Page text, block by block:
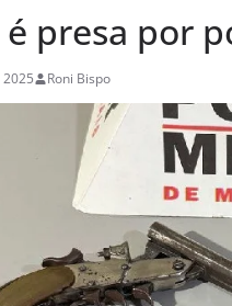
presa por
Roni Bispo